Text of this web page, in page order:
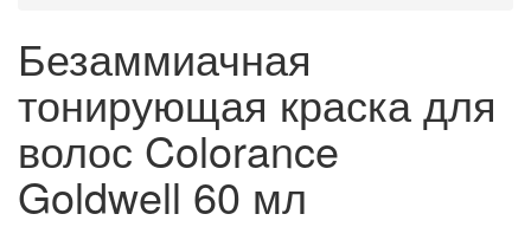
Безаммиачная
тонирующая краска для
волос Colorance
Goldwell 60 мл